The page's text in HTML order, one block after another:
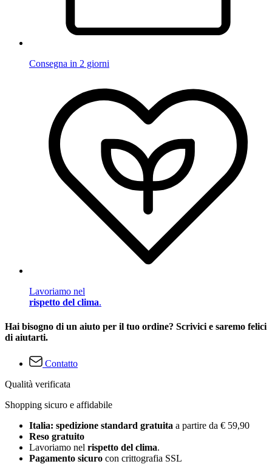
Consegna in 2 giorni
Lavoriamo nel
rispetto del clima.
Hai bisogno di un aiuto per il tuo ordine? Scrivici e saremo felici
di aiutarti.
Contatto
Qualità verificata
Shopping sicuro e affidabile
Italia: spedizione standard gratuita a partire da € 59,90
Reso gratuito
Lavoriamo nel rispetto del clima.
Pagamento sicuro con crittografia SSL